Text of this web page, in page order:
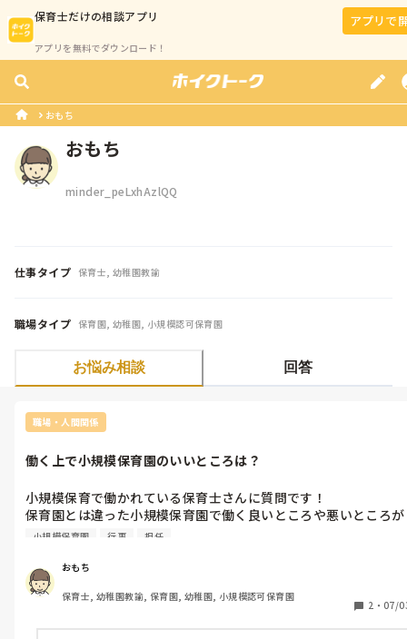
保育士だけの相談アプリ
アプリを無料でダウンロード！
アプリで
おもち
おもち
minder_peLxhAzlQQ
仕事タイプ 保育士, 幼稚園教諭
職場タイプ 保育園, 幼稚園, 小規模認可保育園
お悩み相談 回答
職場・人間関係
働く上で小規模保育園のいいところは？
小規模保育で働かれている保育士さんに質問です！
保育園とは違った小規模保育園で働く良いところや悪いところが
あれば教えてください。
・少人数でなのでアットホームでいい
・行事が少ないなど
小規模保育園 行事 担任
おもち
保育士, 幼稚園教諭, 保育園, 幼稚園, 小規模認可保育園
2 ・ 07/